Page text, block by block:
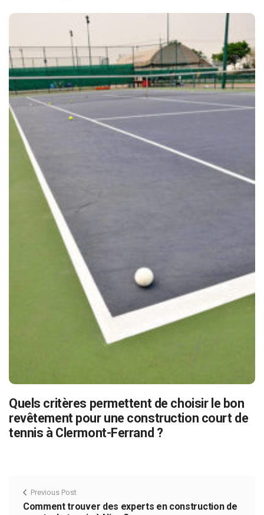
Quels critères permettent de choisir le bon
revêtement pour une construction court de
tennis à Clermont-Ferrand ?
Previous Post
Comment trouver des experts en construction de